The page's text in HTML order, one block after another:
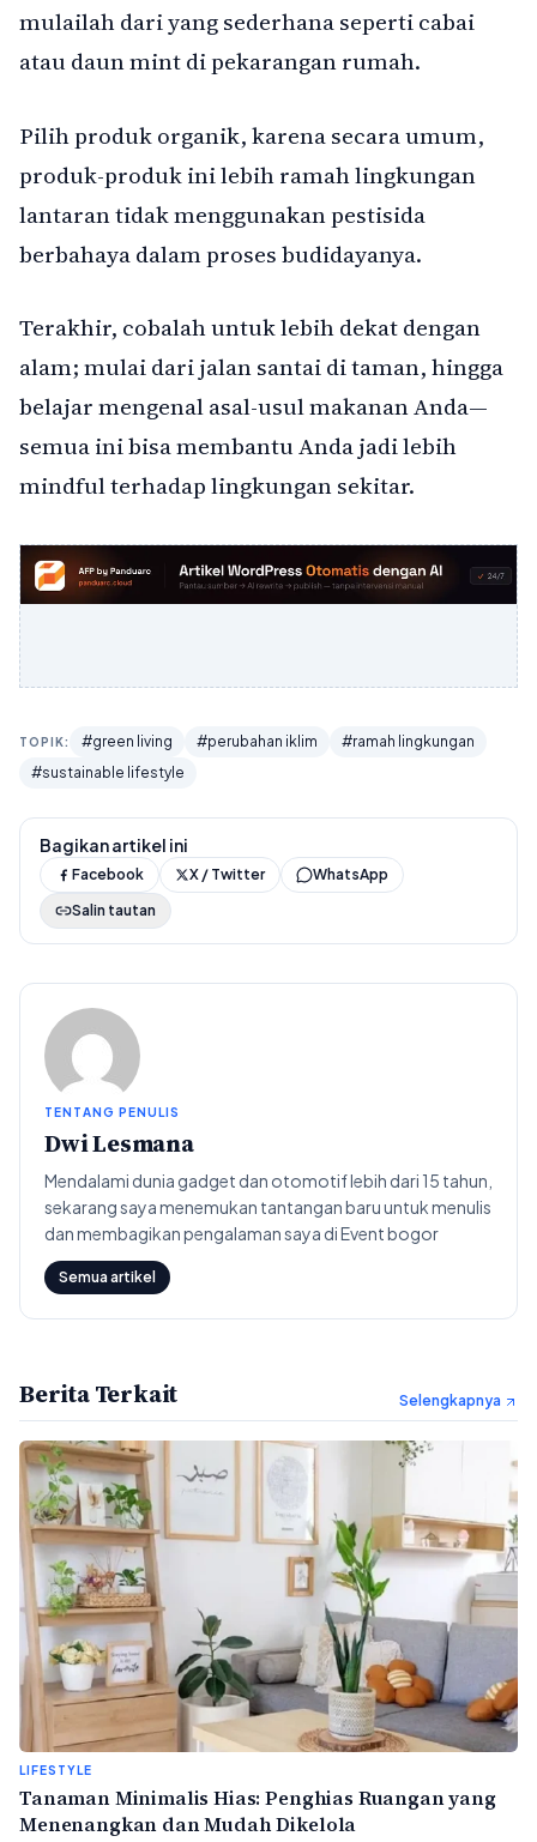
mulailah dari yang sederhana seperti cabai
atau daun mint di pekarangan rumah.
Pilih produk organik, karena secara umum,
produk-produk ini lebih ramah lingkungan
lantaran tidak menggunakan pestisida
berbahaya dalam proses budidayanya.
Terakhir, cobalah untuk lebih dekat dengan
alam; mulai dari jalan santai di taman, hingga
belajar mengenal asal-usul makanan Anda—
semua ini bisa membantu Anda jadi lebih
mindful terhadap lingkungan sekitar.
TOPIK: #green living #perubahan iklim
#ramah lingkungan
#sustainable lifestyle
Bagikan artikel ini
Facebook X / Twitter
WhatsApp
Salin tautan
TENTANG PENULIS
Dwi Lesmana
Mendalami dunia gadget dan otomotif lebih dari 15 tahun,
sekarang saya menemukan tantangan baru untuk menulis
dan membagikan pengalaman saya di Event bogor
Semua artikel
Berita Terkait Selengkapnya
LIFESTYLE
Tanaman Minimalis Hias: Penghias Ruangan yang
Menenangkan dan Mudah Dikelola